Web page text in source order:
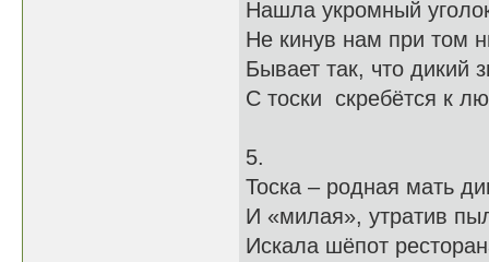
Нашла укромный
Не кинув нам при том
Бывает так, что дикий
С тоски скребётся к
5.
Тоска – родная мать
И «милая», утратив
Искала шёпот